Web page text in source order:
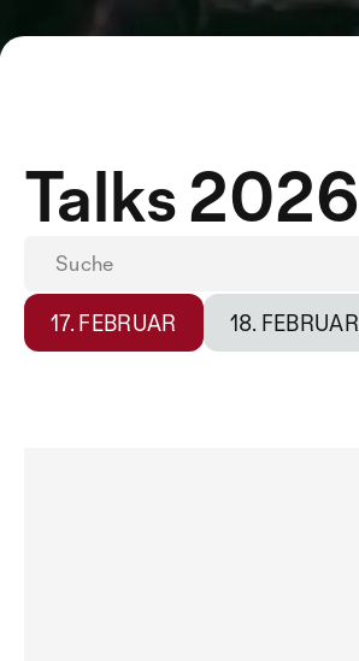
Talks 2026
17. FEBRUAR 18. FEBRUAR